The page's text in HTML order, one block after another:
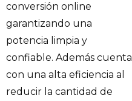
conversión online
garantizando una
potencia limpia y
confiable. Además cuenta
con una alta eficiencia al
reducir la cantidad de